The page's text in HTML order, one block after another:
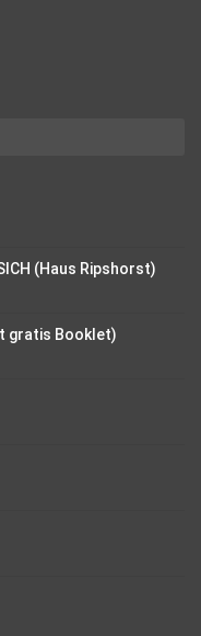
(Haus Ripshorst)
gratis Booklet)